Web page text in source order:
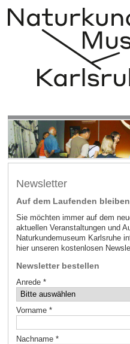
Newsletter
Auf dem Laufenden
Sie möchten immer auf dem
aktuellen Veranstaltungen und
Naturkundemuseum Karlsruhe
hier unseren kostenlosen
Newsletter bestellen
Anrede *
Vorname *
Nachname *